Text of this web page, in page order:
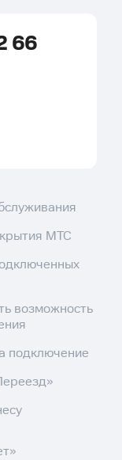
66
МТС
возможность
подключение